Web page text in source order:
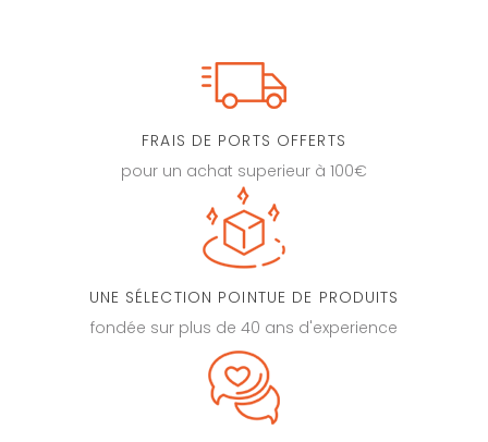
FRAIS DE PORTS OFFERTS
pour un achat superieur à 100€
UNE SÉLECTION POINTUE DE PRODUITS
fondée sur plus de 40 ans d'experience